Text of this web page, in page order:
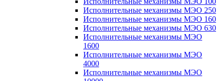
Исполнительные механизмы МЭО 250
Исполнительные механизмы МЭО 160
Исполнительные механизмы МЭО 630
Исполнительные механизмы МЭО
1600
Исполнительные механизмы МЭО
4000
Исполнительные механизмы МЭО